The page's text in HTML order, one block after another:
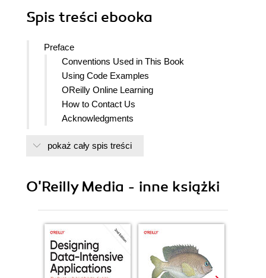
Spis treści ebooka
Preface
Conventions Used in This Book
Using Code Examples
OReilly Online Learning
How to Contact Us
Acknowledgments
1. The Modern Web
Kinds of APIs
JSON and API Data Formats
JSON:API
GraphQL
Concurrency
pokaż cały spis treści
O'Reilly Media - inne książki